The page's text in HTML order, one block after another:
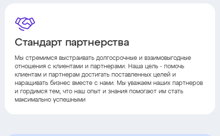
Стандарт партнерства
Мы стремимся выстраивать долгосрочные и взаимовыгодные
отношения с клиентами и партнерами. Наша цель - помочь
клиентам и партнерам достигать поставленных целей и
наращивать бизнес вместе с нами. Мы уважаем наших партнеров
и гордимся тем, что наш опыт и знания помогают им стать
максимально успешными